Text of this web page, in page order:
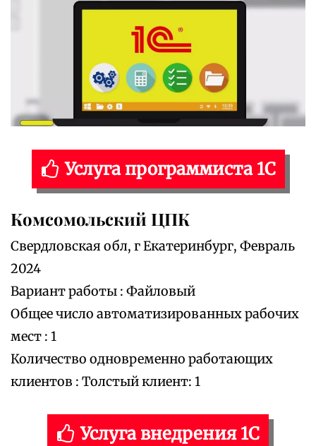
Услуга программиста 1С
Комсомольский ЦПК
Свердловская обл, г Екатеринбург, Февраль
2024
Вариант работы : Файловый
Общее число автоматизированных рабочих
мест : 1
Количество одновременно работающих
клиентов : Толстый клиент: 1
Услуга внедрения 1С